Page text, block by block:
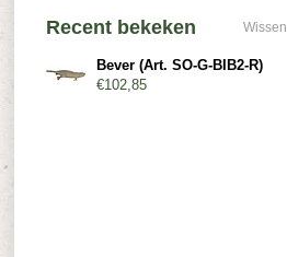
Recent bekeken Wissen
Bever (Art. SO-G-BIB2-R)
€102,85